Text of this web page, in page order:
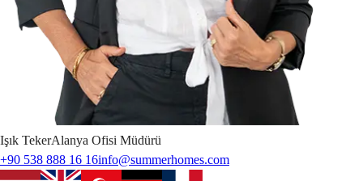
Işık TekerAlanya Ofisi Müdürü
+90 538 888 16 16info@summerhomes.com